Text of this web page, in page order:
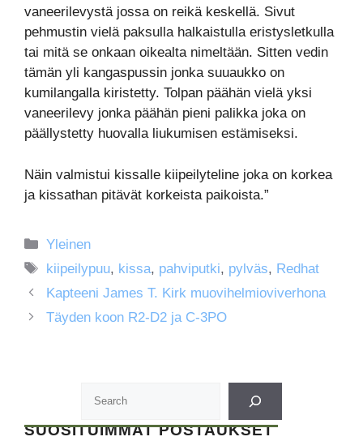
vaneerilevystä jossa on reikä keskellä. Sivut
pehmustin vielä paksulla halkaistulla eristysletkulla
tai mitä se onkaan oikealta nimeltään. Sitten vedin
tämän yli kangaspussin jonka suuaukko on
kumilangalla kiristetty. Tolpan päähän vielä yksi
vaneerilevy jonka päähän pieni palikka joka on
päällystetty huovalla liukumisen estämiseksi.
Näin valmistui kissalle kiipeilyteline joka on korkea
ja kissathan pitävät korkeista paikoista.”
Kategoriat
Yleinen
Avainsanat
kiipeilypuu, kissa, pahviputki, pylväs, Redhat
Kapteeni James T. Kirk muovihelmioviverhona
Täyden koon R2-D2 ja C-3PO
SUOSITUIMMAT POSTAUKSET